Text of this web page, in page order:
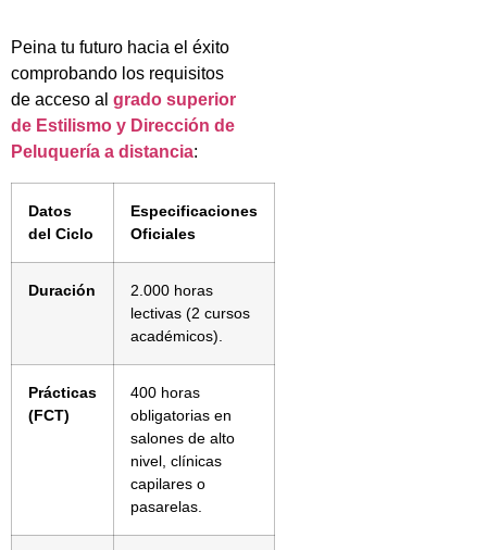
Peina tu futuro hacia el éxito
comprobando los requisitos
de acceso al grado superior
de Estilismo y Dirección de
Peluquería a distancia:
Datos
del Ciclo
Especificaciones
Oficiales
Duración
2.000 horas
lectivas (2 cursos
académicos).
Prácticas
(FCT)
400 horas
obligatorias en
salones de alto
nivel, clínicas
capilares o
pasarelas.